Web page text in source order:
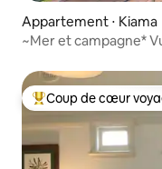
Appartement ⋅ Kiama
~Mer et campagne*
Coups de cœur
Coup de cœur